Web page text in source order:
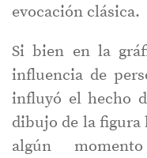
evocación clásica.
Si bien en la
influencia de
influyó el hecho
dibujo de la figura
algún